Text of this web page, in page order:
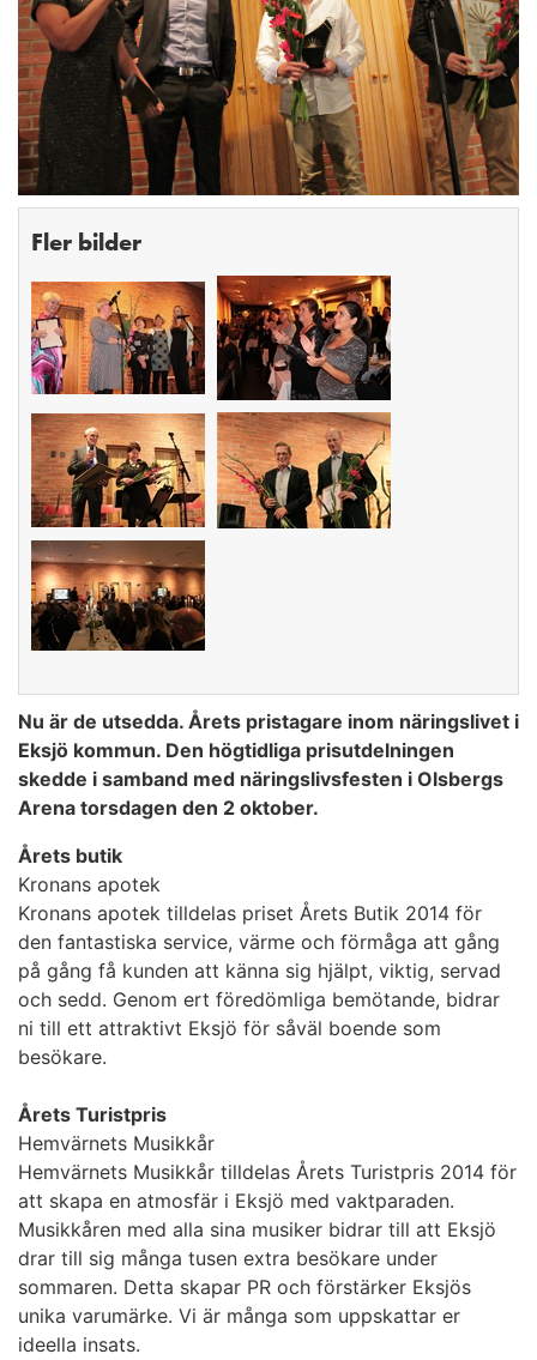
Fler bilder
Nu är de utsedda. Årets pristagare inom näringslivet i
Eksjö kommun. Den högtidliga prisutdelningen
skedde i samband med näringslivsfesten i Olsbergs
Arena torsdagen den 2 oktober.
Årets butik
Kronans apotek
Kronans apotek tilldelas priset Årets Butik 2014 för
den fantastiska service, värme och förmåga att gång
på gång få kunden att känna sig hjälpt, viktig, servad
och sedd. Genom ert föredömliga bemötande, bidrar
ni till ett attraktivt Eksjö för såväl boende som
besökare.
Årets Turistpris
Hemvärnets Musikkår
Hemvärnets Musikkår tilldelas Årets Turistpris 2014 för
att skapa en atmosfär i Eksjö med vaktparaden.
Musikkåren med alla sina musiker bidrar till att Eksjö
drar till sig många tusen extra besökare under
sommaren. Detta skapar PR och förstärker Eksjös
unika varumärke. Vi är många som uppskattar er
ideella insats.